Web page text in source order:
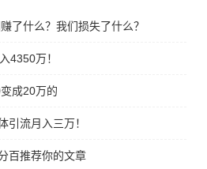
了什么？我们损失了什么？
4350万！
成20万的
引流月入三万！
百推荐你的文章